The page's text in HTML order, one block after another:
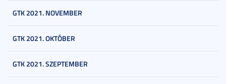
GTK 2021. NOVEMBER
GTK 2021. OKTÓBER
GTK 2021. SZEPTEMBER